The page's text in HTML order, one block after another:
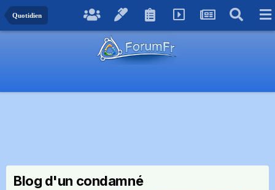
Quotidien
Blog d'un condamné